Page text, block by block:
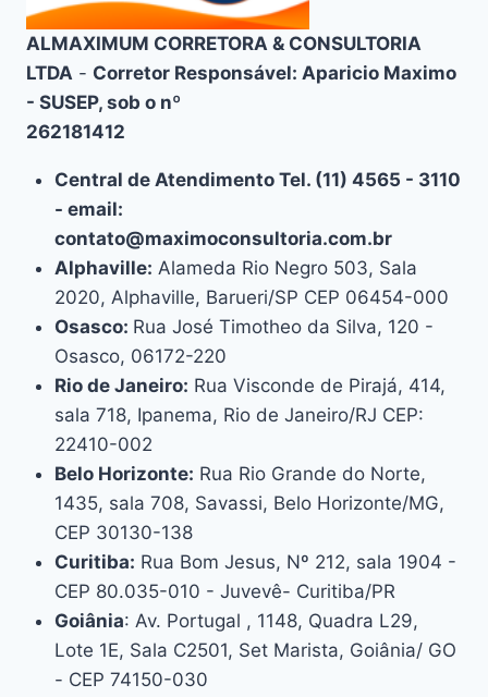
ALMAXIMUM CORRETORA & CONSULTORIA
LTDA - Corretor Responsável: Aparicio Maximo
- SUSEP, sob o nº
262181412
Central de Atendimento Tel. (11) 4565 - 3110
- email:
contato@maximoconsultoria.com.br
Alphaville: Alameda Rio Negro 503, Sala
2020, Alphaville, Barueri/SP CEP 06454-000
Osasco: Rua José Timotheo da Silva, 120 -
Osasco, 06172-220
Rio de Janeiro: Rua Visconde de Pirajá, 414,
sala 718, Ipanema, Rio de Janeiro/RJ CEP:
22410-002
Belo Horizonte: Rua Rio Grande do Norte,
1435, sala 708, Savassi, Belo Horizonte/MG,
CEP 30130-138
Curitiba: Rua Bom Jesus, Nº 212, sala 1904 -
CEP 80.035-010 - Juvevê- Curitiba/PR
Goiânia: Av. Portugal , 1148, Quadra L29,
Lote 1E, Sala C2501, Set Marista, Goiânia/ GO
- CEP 74150-030